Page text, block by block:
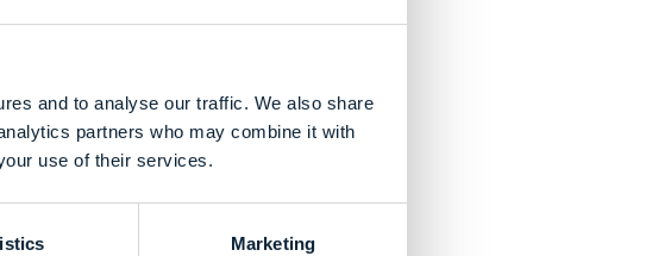
and to analyse our traffic. We also share
partners who may combine it with
use of their services.
Marketing